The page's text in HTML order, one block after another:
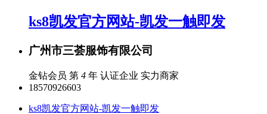
ks8凯发官方网站-凯发一触即发
广州市三荟服饰有限公司
金钻会员 第 4 年 认证企业 实力商家
18570926603
ks8凯发官方网站-凯发一触即发